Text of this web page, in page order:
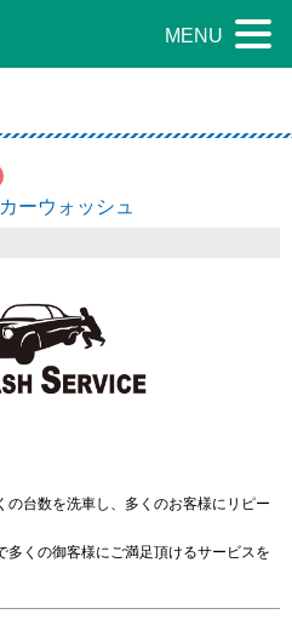
MENU
ーウォッシュ
台数を洗車し、多くのお客様にリピー
多くの御客様にご満足頂けるサービスを